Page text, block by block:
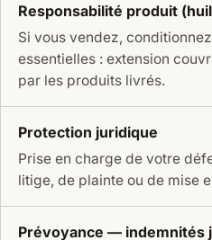
Responsabilité produit
Si vous vendez,
essentielles : extension
par les produits livrés.
Protection juridique
Prise en charge de votre
litige, de plainte ou de mise
Prévoyance — indemnités